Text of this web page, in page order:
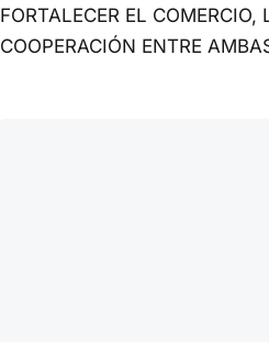
FORTALECER EL
COOPERACIÓN ENTRE